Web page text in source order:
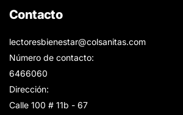
Contacto
lectoresbienestar@colsanitas.com
Número de contacto:
6466060
Dirección:
Calle 100 # 11b - 67